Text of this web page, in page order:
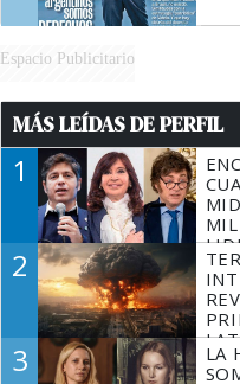
Espacio Publicitario
MÁS LEÍDAS DE PERFIL
1
2
3
LA